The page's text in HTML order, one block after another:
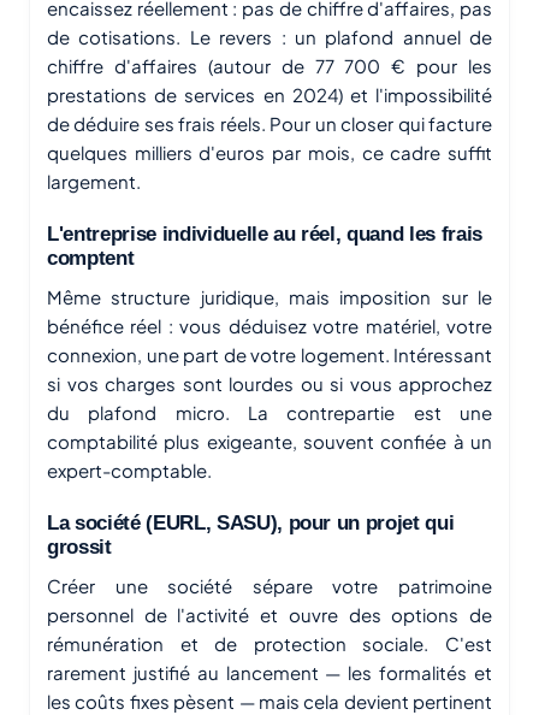
encaissez réellement : pas de chiffre d'affaires, pas
de cotisations. Le revers : un plafond annuel de
chiffre d'affaires (autour de 77 700 € pour les
prestations de services en 2024) et l'impossibilité
de déduire ses frais réels. Pour un closer qui facture
quelques milliers d'euros par mois, ce cadre suffit
largement.
L'entreprise individuelle au réel, quand les frais
comptent
Même structure juridique, mais imposition sur le
bénéfice réel : vous déduisez votre matériel, votre
connexion, une part de votre logement. Intéressant
si vos charges sont lourdes ou si vous approchez
du plafond micro. La contrepartie est une
comptabilité plus exigeante, souvent confiée à un
expert-comptable.
La société (EURL, SASU), pour un projet qui
grossit
Créer une société sépare votre patrimoine
personnel de l'activité et ouvre des options de
rémunération et de protection sociale. C'est
rarement justifié au lancement — les formalités et
les coûts fixes pèsent — mais cela devient pertinent